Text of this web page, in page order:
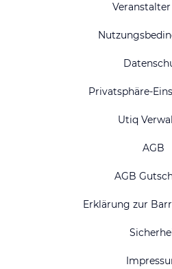
Veranstalter
Privatsphäre-
Utiq
AGB
AGB
Erklärung zur